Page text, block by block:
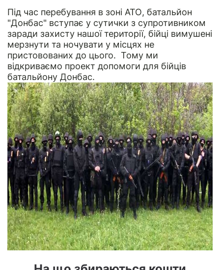
Під час перебування в зоні АТО, батальйон
"Донбас" вступає у сутички з супротивником
заради захисту нашої території, бійці вимушені
мерзнути та ночувати у місцях не
пристовованих до цього. Тому ми
відкриваємо проект допомоги для бійців
батальйону Донбас.